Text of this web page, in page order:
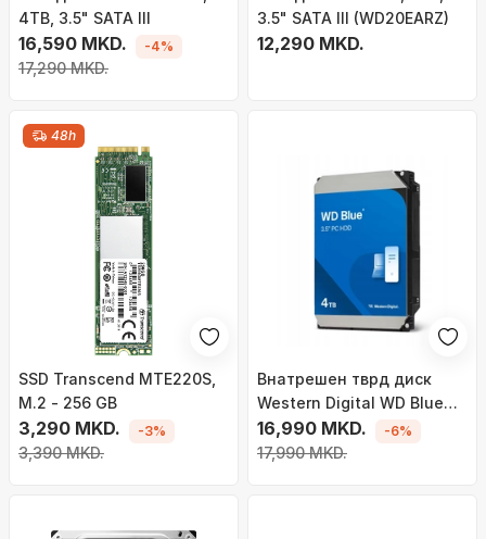
4TB, 3.5" SATA III
16,590 MKD.
17,290 MKD.
-4%
3.5" SATA III (WD20EARZ)
12,290 MKD.
48h
SSD Transcend MTE220S,
M.2 - 256 GB
3,290 MKD.
3,390 MKD.
-3%
Внатрешен тврд диск
Western Digital WD Blue
WD40EZZX, 4TB, 3.5",
SATA 6Gb/s
16,990 MKD.
17,990 MKD.
-6%